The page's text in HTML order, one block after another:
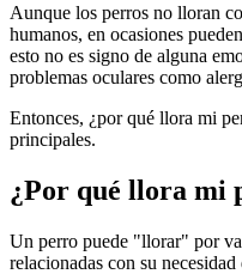
Aunque los perros no lloran
humanos, en ocasiones
esto no es signo de alguna
problemas oculares como
Entonces, ¿por qué llora mi
principales.
¿Por qué llora mi
Un perro puede "llorar" por
relacionadas con su